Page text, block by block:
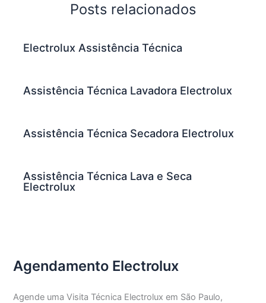
Posts relacionados
Electrolux Assistência Técnica
Assistência Técnica Lavadora Electrolux
Assistência Técnica Secadora Electrolux
Assistência Técnica Lava e Seca
Electrolux
Agendamento Electrolux
Agende uma Visita Técnica Electrolux em São Paulo,